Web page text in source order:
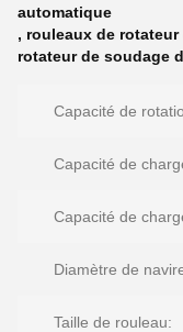
automatique
, rouleaux de
rotateur de soudage
Capacité de
Capacité de
Capacité de
Diamètre de
Taille de rouleau: